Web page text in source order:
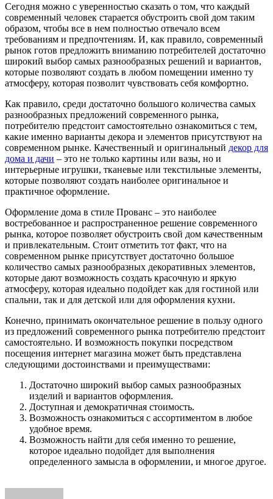
Сегодня можно с уверенностью сказать о том, что каждый
современный человек старается обустроить свой дом таким
образом, чтобы все в нем полностью отвечало всем
требованиям и предпочтениям. И, как правило, современный
рынок готов предложить вниманию потребителей достаточно
широкий выбор самых разнообразных решений и вариантов,
которые позволяют создать в любом помещении именно ту
атмосферу, которая позволит чувствовать себя комфортно.
Как правило, среди достаточно большого количества самых
разнообразных предложений современного рынка,
потребителю предстоит самостоятельно ознакомиться с тем,
какие именно варианты декора и элементов присутствуют на
современном рынке. Качественный и оригинальный декор для
дома и дачи – это не только картины или вазы, но и
интерьерные игрушки, тканевые или текстильные элементы,
которые позволяют создать наиболее оригинальное и
практичное оформление.
Оформление дома в стиле Прованс – это наиболее
востребованное и распространенное решение современного
рынка, которое позволяет обустроить свой дом качественным
и привлекательным. Стоит отметить тот факт, что на
современном рынке присутствует достаточно большое
количество самых разнообразных декоративных элементов,
которые дают возможность создать красочную и яркую
атмосферу, которая идеально подойдет как для гостиной или
спальни, так и для детской или для оформления кухни.
Конечно, принимать окончательное решение в пользу одного
из предложений современного рынка потребителю предстоит
самостоятельно. И возможность покупки посредством
посещения интернет магазина может быть представлена
следующими достоинствами и преимуществами:
Достаточно широкий выбор самых разнообразных
изделий и вариантов оформления.
Доступная и демократичная стоимость.
Возможность ознакомиться с ассортиментом в любое
удобное время.
Возможность найти для себя именно то решение,
которое идеально подойдет для выполнения
определенного замысла в оформлении, и многое другое.